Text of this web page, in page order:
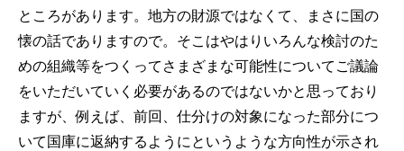
ところがあります。地方の財源ではなくて、まさに国の
懐の話でありますので。そこはやはりいろんな検討のた
めの組織等をつくってさまざまな可能性についてご議論
をいただいていく必要があるのではないかと思っており
ますが、例えば、前回、仕分けの対象になった部分につ
いて国庫に返納するようにというような方向性が示され